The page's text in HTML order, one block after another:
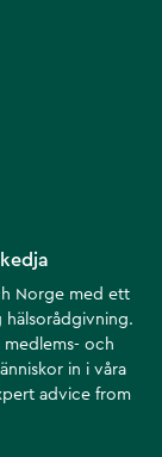
Norge med ett
medlems- och
in i våra
advice from